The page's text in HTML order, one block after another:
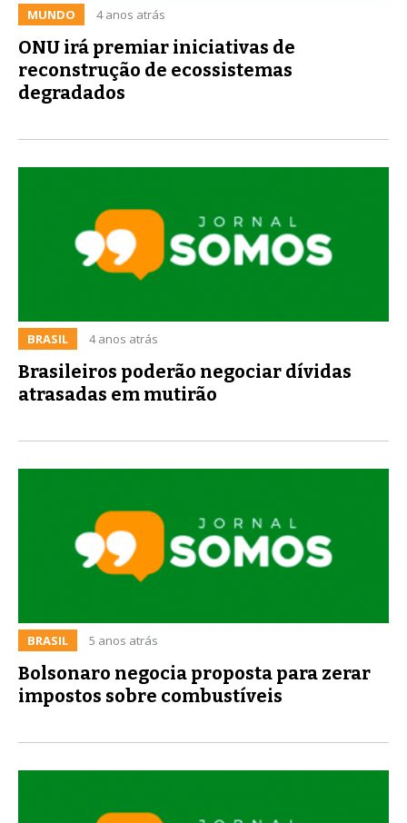
MUNDO 4 anos atrás
ONU irá premiar iniciativas de
reconstrução de ecossistemas
degradados
BRASIL 4 anos atrás
Brasileiros poderão negociar dívidas
atrasadas em mutirão
BRASIL 5 anos atrás
Bolsonaro negocia proposta para zerar
impostos sobre combustíveis